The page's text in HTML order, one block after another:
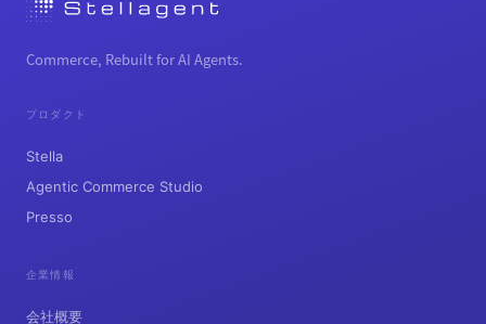
Commerce, Rebuilt for AI Agents.
プロダクト
Stella
Agentic Commerce Studio
Presso
企業情報
会社概要